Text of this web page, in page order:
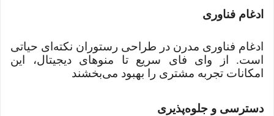
ادغام فناوری
ادغام فناوری مدرن در طراحی رستوران نکته‌ای حیاتی
است. از وای فای سریع تا منوهای دیجیتال، این
امکانات تجربه مشتری را بهبود می‌بخشند
دسترسی و جلوه‌پذیری